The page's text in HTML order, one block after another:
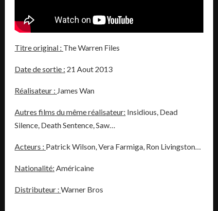
Titre original : The Warren Files
Date de sortie : 21 Aout 2013
Réalisateur : James Wan
Autres films du même réalisateur: Insidious, Dead
Silence, Death Sentence, Saw…
Acteurs : Patrick Wilson, Vera Farmiga, Ron Livingston…
Nationalité: Américaine
Distributeur : Warner Bros